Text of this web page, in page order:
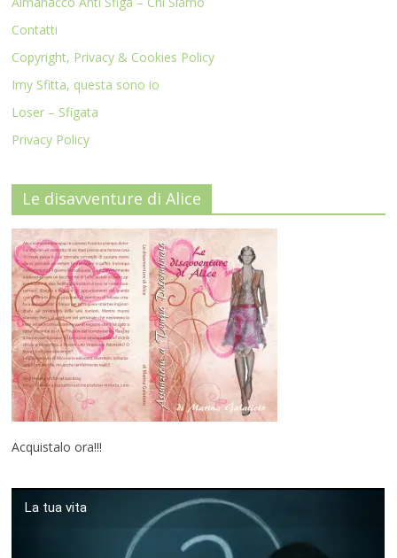
Contatti
Copyright, Privacy & Cookies Policy
Imy Sfitta, questa sono io
Loser – Sfigata
Privacy Policy
Le disavventure di Alice
Acquistalo ora!!!
La tua vita